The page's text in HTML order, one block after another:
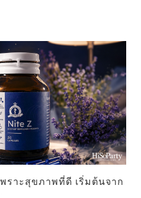
ราะสุขภาพที่ดี เริ่มต้นจาก